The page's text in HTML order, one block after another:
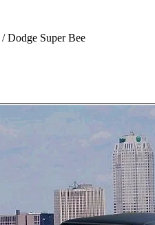
/ Dodge Super Bee